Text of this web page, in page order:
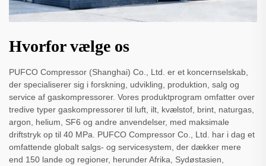
Hvorfor vælge os
PUFCO Compressor (Shanghai) Co., Ltd. er et koncernselskab,
der specialiserer sig i forskning, udvikling, produktion, salg og
service af gaskompressorer. Vores produktprogram omfatter over
tredive typer gaskompressorer til luft, ilt, kvælstof, brint, naturgas,
argon, helium, SF6 og andre anvendelser, med maksimale
driftstryk op til 40 MPa. PUFCO Compressor Co., Ltd. har i dag et
omfattende globalt salgs- og servicesystem, der dækker mere
end 150 lande og regioner, herunder Afrika, Sydøstasien,